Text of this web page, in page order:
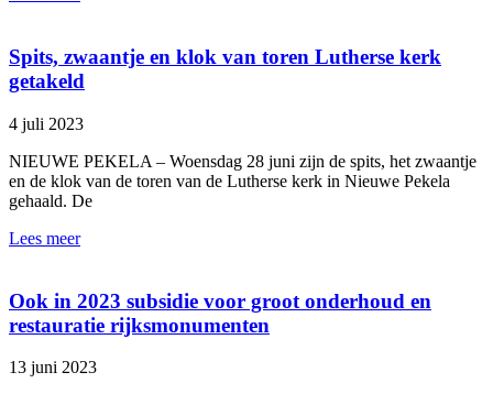
Spits, zwaantje en klok van toren Lutherse kerk
getakeld
4 juli 2023
NIEUWE PEKELA – Woensdag 28 juni zijn de spits, het zwaantje
en de klok van de toren van de Lutherse kerk in Nieuwe Pekela
gehaald. De
Lees meer
Ook in 2023 subsidie voor groot onderhoud en
restauratie rijksmonumenten
13 juni 2023